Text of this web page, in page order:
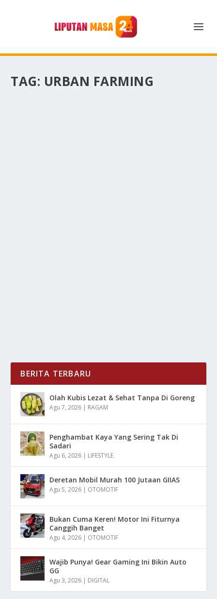
TAG: URBAN FARMING
BERITA TERBARU
Olah Kubis Lezat & Sehat Tanpa Di Goreng
Agu 7, 2026 | RAGAM
Penghambat Kaya Yang Sering Tak Di
Sadari
Agu 6, 2026 | LIFESTYLE
Deretan Mobil Murah 100 Jutaan GIIAS
Agu 5, 2026 | OTOMOTIF
Bukan Cuma Keren! Motor Ini Fiturnya
Canggih Banget
Agu 4, 2026 | OTOMOTIF
Wajib Punya! Gear Gaming Ini Bikin Auto
GG
Agu 3, 2026 | DIGITAL